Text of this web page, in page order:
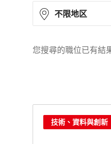
不限地区
您搜尋的職位已有結
技術、資料與創新